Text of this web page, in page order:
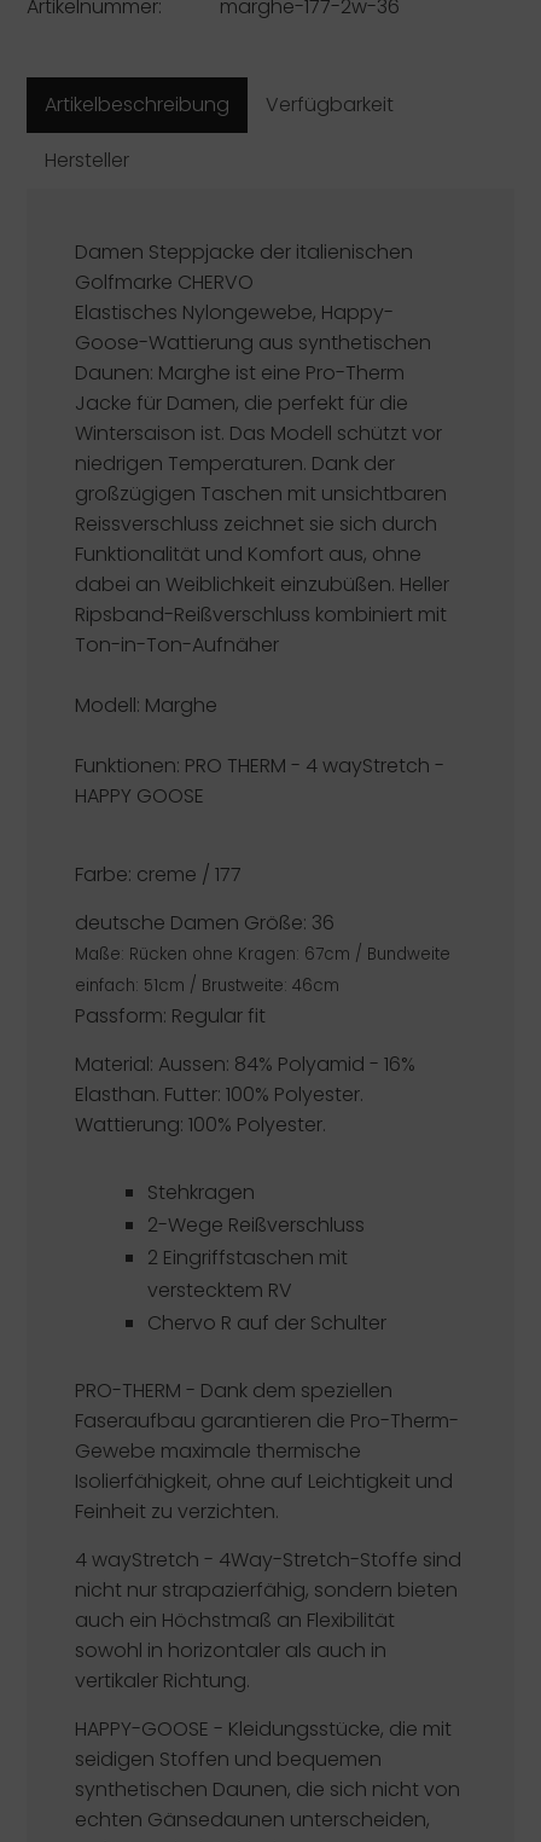
Artikelnummer:
marghe-177-2w-36
Artikelbeschreibung
Verfügbarkeit
Hersteller
Damen Steppjacke der italienischen
Golfmarke CHERVO
Elastisches Nylongewebe, Happy-
Goose-Wattierung aus synthetischen
Daunen: Marghe ist eine Pro-Therm
Jacke für Damen, die perfekt für die
Wintersaison ist. Das Modell schützt vor
niedrigen Temperaturen. Dank der
großzügigen Taschen mit unsichtbaren
Reissverschluss zeichnet sie sich durch
Funktionalität und Komfort aus, ohne
dabei an Weiblichkeit einzubüßen. Heller
Ripsband-Reißverschluss kombiniert mit
Ton-in-Ton-Aufnäher
Modell: Marghe
Funktionen: PRO THERM - 4 wayStretch -
HAPPY GOOSE
Farbe: creme / 177
deutsche Damen Größe: 36
Maße: Rücken ohne Kragen: 67cm / Bundweite
einfach: 51cm / Brustweite: 46cm
Passform: Regular fit
Material: Aussen: 84% Polyamid - 16%
Elasthan. Futter: 100% Polyester.
Wattierung: 100% Polyester.
Stehkragen
2-Wege Reißverschluss
2 Eingriffstaschen mit
verstecktem RV
Chervo R auf der Schulter
PRO-THERM - Dank dem speziellen
Faseraufbau garantieren die Pro-Therm-
Gewebe maximale thermische
Isolierfähigkeit, ohne auf Leichtigkeit und
Feinheit zu verzichten.
4 wayStretch - 4Way-Stretch-Stoffe sind
nicht nur strapazierfähig, sondern bieten
auch ein Höchstmaß an Flexibilität
sowohl in horizontaler als auch in
vertikaler Richtung.
HAPPY-GOOSE - Kleidungsstücke, die mit
seidigen Stoffen und bequemen
synthetischen Daunen, die sich nicht von
echten Gänsedaunen unterscheiden,